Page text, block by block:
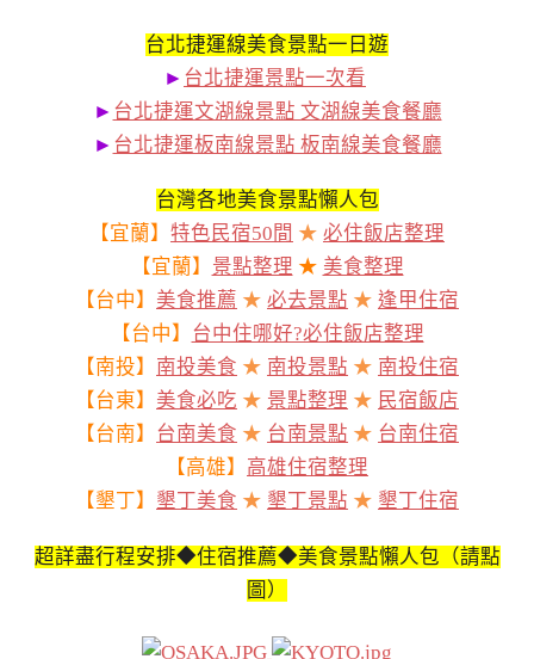
台北捷運線美食景點一日遊
► 台北捷運景點一次看
► 台北捷運文湖線景點 文湖線美食餐廳
► 台北捷運板南線景點 板南線美食餐廳
台灣各地美食景點懶人包
【宜蘭】 特色民宿50間 ★ 必住飯店整理
【宜蘭】 景點整理 ★ 美食整理
【台中】 美食推薦 ★ 必去景點 ★ 逢甲住宿
【台中】 台中住哪好?必住飯店整理
【南投】 南投美食 ★ 南投景點 ★ 南投住宿
【台東】 美食必吃 ★ 景點整理 ★ 民宿飯店
【台南】 台南美食 ★ 台南景點 ★ 台南住宿
【高雄】 高雄住宿整理
【墾丁】 墾丁美食 ★ 墾丁景點 ★ 墾丁住宿
超詳盡行程安排◆住宿推薦◆美食景點懶人包（請點
圖）